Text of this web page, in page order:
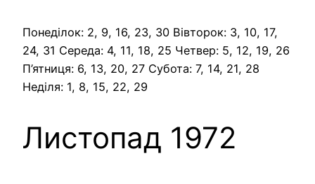
Понеділок: 2, 9, 16, 23, 30 Вівторок: 3, 10, 17,
24, 31 Середа: 4, 11, 18, 25 Четвер: 5, 12, 19, 26
П’ятниця: 6, 13, 20, 27 Субота: 7, 14, 21, 28
Неділя: 1, 8, 15, 22, 29
Листопад 1972